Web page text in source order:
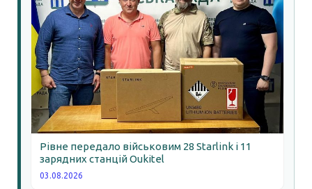
Рівне передало військовим 28 Starlink і 11
зарядних станцій Oukitel
03.08.2026